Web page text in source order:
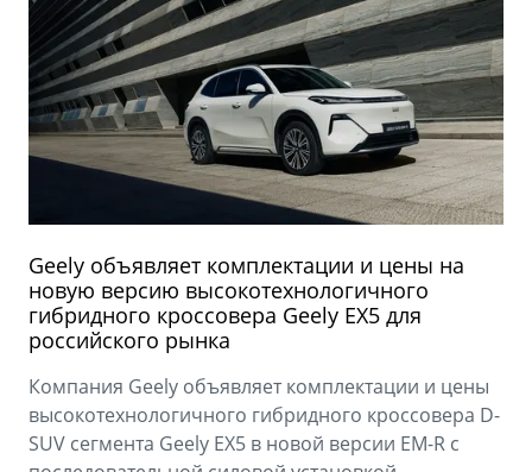
Geely объявляет комплектации и цены на
новую версию высокотехнологичного
гибридного кроссовера Geely EX5 для
российского рынка
Компания Geely объявляет комплектации и цены
высокотехнологичного гибридного кроссовера D-
SUV сегмента Geely EX5 в новой версии EM-R с